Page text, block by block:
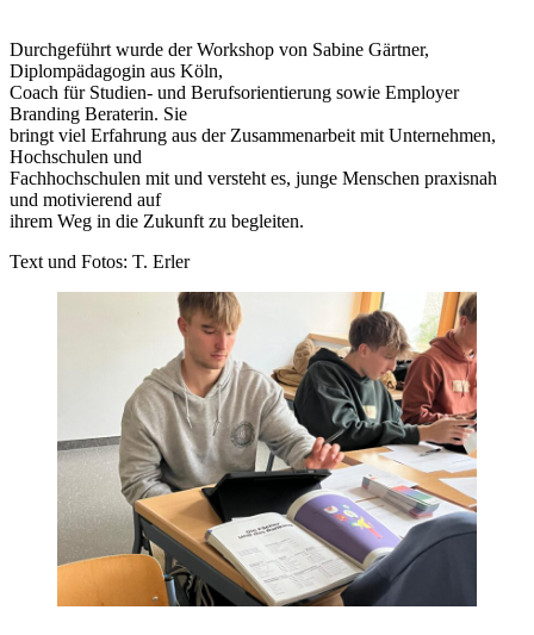
Durchgeführt wurde der Workshop von Sabine Gärtner,
Diplompädagogin aus Köln,
Coach für Studien- und Berufsorientierung sowie Employer
Branding Beraterin. Sie
bringt viel Erfahrung aus der Zusammenarbeit mit Unternehmen,
Hochschulen und
Fachhochschulen mit und versteht es, junge Menschen praxisnah
und motivierend auf
ihrem Weg in die Zukunft zu begleiten.
Text und Fotos: T. Erler